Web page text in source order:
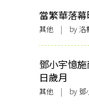
當繁華落
其他 | by洛
鄧小宇憶
日歲月
其他 | by 鄧